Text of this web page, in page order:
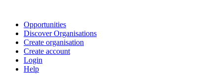
Opportunities
Discover Organisations
Create organisation
Create account
Login
Help